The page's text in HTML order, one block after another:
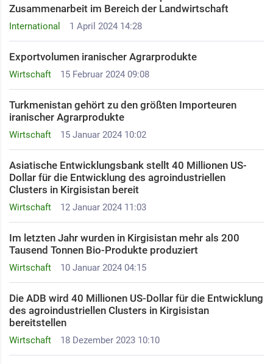
International 1 April 2024 14:28
Zusammenarbeit im Bereich der Landwirtschaft
Wirtschaft 15 Februar 2024 09:08
Exportvolumen iranischer Agrarprodukte
Wirtschaft 15 Januar 2024 10:02
Turkmenistan gehört zu den größten Importeuren
iranischer Agrarprodukte
Wirtschaft 12 Januar 2024 11:03
Asiatische Entwicklungsbank stellt 40 Millionen US-
Dollar für die Entwicklung des agroindustriellen
Clusters in Kirgisistan bereit
Wirtschaft 10 Januar 2024 04:15
Im letzten Jahr wurden in Kirgisistan mehr als 200
Tausend Tonnen Bio-Produkte produziert
Wirtschaft 18 Dezember 2023 10:10
Die ADB wird 40 Millionen US-Dollar für die Entwicklung
des agroindustriellen Clusters in Kirgisistan
bereitstellen